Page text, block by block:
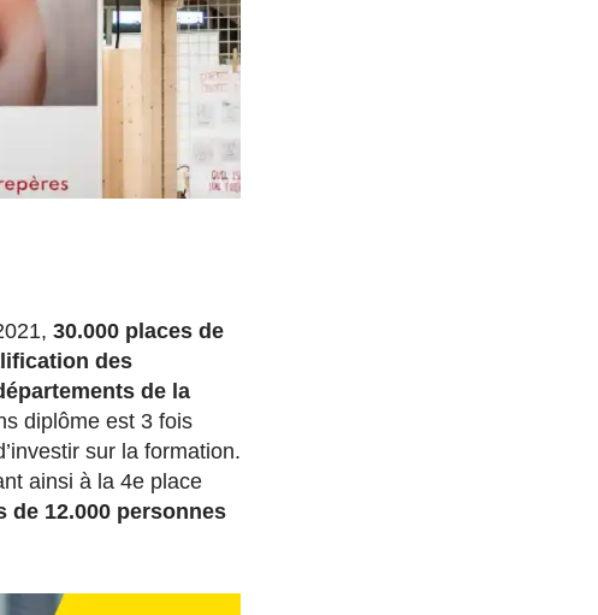
30.000 places de
des
de la
diplôme est 3 fois
sur la formation.
ainsi à la 4e place
de 12.000 personnes